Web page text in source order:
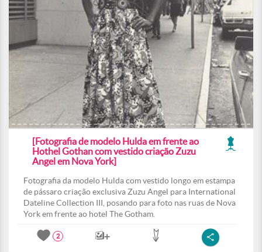
[Fotografia de modelo Hulda em frente ao
Hothel Gothan com vestido criação Zuzu
Angel em Nova York]
Fotografia da modelo Hulda com vestido longo em estampa
de pássaro criação exclusiva Zuzu Angel para International
Dateline Collection III, posando para foto nas ruas de Nova
York em frente ao hotel The Gotham.
2